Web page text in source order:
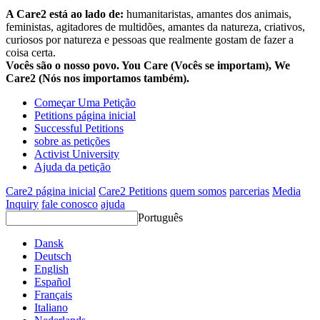
A Care2 está ao lado de: humanitaristas, amantes dos animais,
feministas, agitadores de multidões, amantes da natureza, criativos,
curiosos por natureza e pessoas que realmente gostam de fazer a
coisa certa.
Vocês são o nosso povo. You Care (Vocês se importam), We
Care2 (Nós nos importamos também).
Começar Uma Petição
Petitions página inicial
Successful Petitions
sobre as petições
Activist University
Ajuda da petição
Care2 página inicial Care2 Petitions quem somos parcerias Media
Inquiry fale conosco ajuda
Português
Dansk
Deutsch
English
Español
Français
Italiano